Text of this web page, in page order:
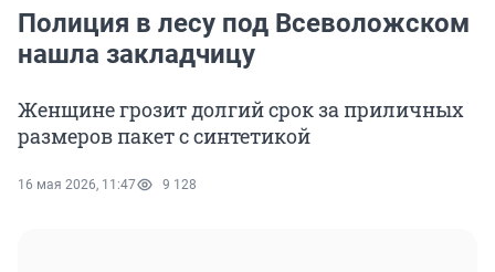
Полиция в лесу под Всеволожском
нашла закладчицу
Женщине грозит долгий срок за приличных
размеров пакет с синтетикой
16 мая 2026, 11:47 9 128